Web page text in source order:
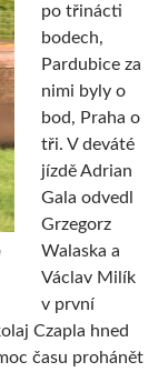
po třinácti
bodech,
Pardubice za
nimi byly o
bod, Praha o
tři. V deváté
jízdě Adrian
Gala odvedl
Grzegorz
Walaska a
Václav Milík
v první
Czapla hned
času prohánět